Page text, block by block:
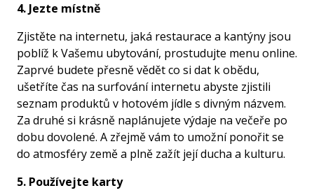
4. Jezte místně
Zjistěte na internetu, jaká restaurace a kantýny jsou
poblíž k Vašemu ubytování, prostudujte menu online.
Zaprvé budete přesně vědět co si dat k obědu,
ušetříte čas na surfování internetu abyste zjistili
seznam produktů v hotovém jídle s divným názvem.
Za druhé si krásně naplánujete výdaje na večeře po
dobu dovolené. A zřejmě vám to umožní ponořit se
do atmosféry země a plně zažít její ducha a kulturu.
5. Používejte karty